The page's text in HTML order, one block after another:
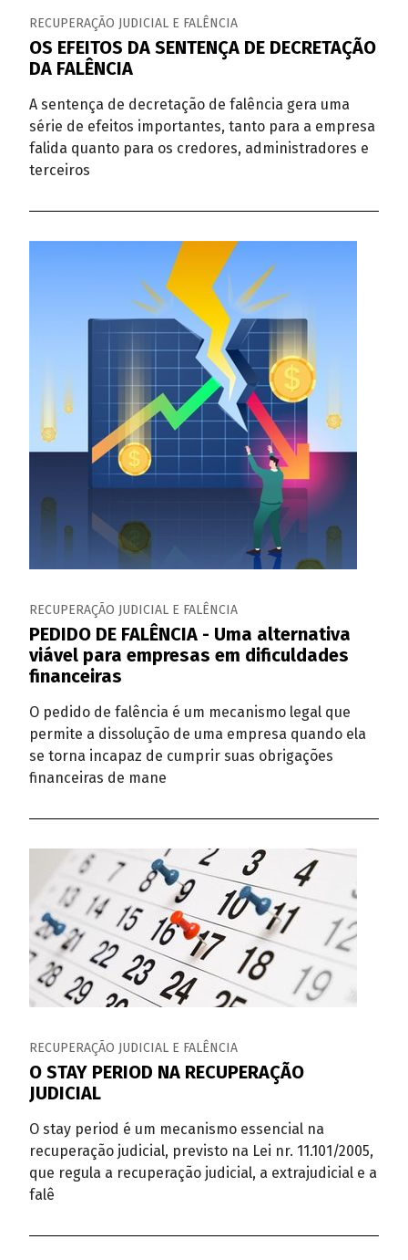
RECUPERAÇÃO JUDICIAL E FALÊNCIA
OS EFEITOS DA SENTENÇA DE DECRETAÇÃO
DA FALÊNCIA
A sentença de decretação de falência gera uma
série de efeitos importantes, tanto para a empresa
falida quanto para os credores, administradores e
terceiros
RECUPERAÇÃO JUDICIAL E FALÊNCIA
PEDIDO DE FALÊNCIA - Uma alternativa
viável para empresas em dificuldades
financeiras
O pedido de falência é um mecanismo legal que
permite a dissolução de uma empresa quando ela
se torna incapaz de cumprir suas obrigações
financeiras de mane
RECUPERAÇÃO JUDICIAL E FALÊNCIA
O STAY PERIOD NA RECUPERAÇÃO
JUDICIAL
O stay period é um mecanismo essencial na
recuperação judicial, previsto na Lei nr. 11.101/2005,
que regula a recuperação judicial, a extrajudicial e a
falê